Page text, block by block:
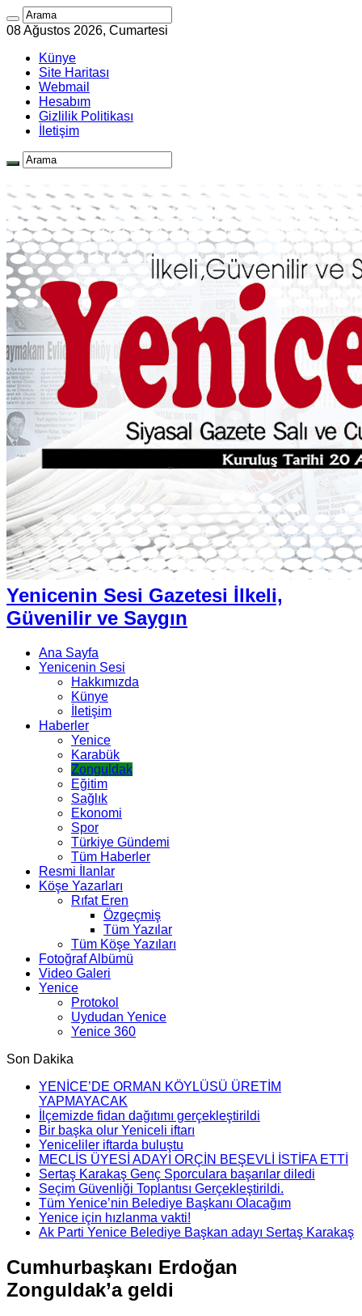
08 Ağustos 2026, Cumartesi
Künye
Site Haritası
Webmail
Hesabım
Gizlilik Politikası
İletişim
Yenicenin Sesi Gazetesi İlkeli,
Güvenilir ve Saygın
Ana Sayfa
Yenicenin Sesi
Hakkımızda
Künye
İletişim
Haberler
Yenice
Karabük
Zonguldak
Eğitim
Sağlık
Ekonomi
Spor
Türkiye Gündemi
Tüm Haberler
Resmi İlanlar
Köşe Yazarları
Rıfat Eren
Özgeçmiş
Tüm Yazılar
Tüm Köşe Yazıları
Fotoğraf Albümü
Video Galeri
Yenice
Protokol
Uydudan Yenice
Yenice 360
Son Dakika
YENİCE’DE ORMAN KÖYLÜSÜ ÜRETİM
YAPMAYACAK
İlçemizde fidan dağıtımı gerçekleştirildi
Bir başka olur Yeniceli iftarı
Yeniceliler iftarda buluştu
MECLİS ÜYESİ ADAYI ORÇİN BEŞEVLİ İSTİFA ETTİ
Sertaş Karakaş Genç Sporculara başarılar diledi
Seçim Güvenliği Toplantısı Gerçekleştirildi.
Tüm Yenice’nin Belediye Başkanı Olacağım
Yenice için hızlanma vakti!
Ak Parti Yenice Belediye Başkan adayı Sertaş Karakaş
Cumhurbaşkanı Erdoğan
Zonguldak’a geldi